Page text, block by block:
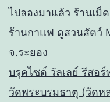
ไปลองมาแล้ว ร้านเ
ร้านกาแฟ ดูสวนสัตว์
จ.ระยอง
บรุคไซด์ วัลเลย์ รีสอร์
วัดพระบรมธาตุ (วัดห